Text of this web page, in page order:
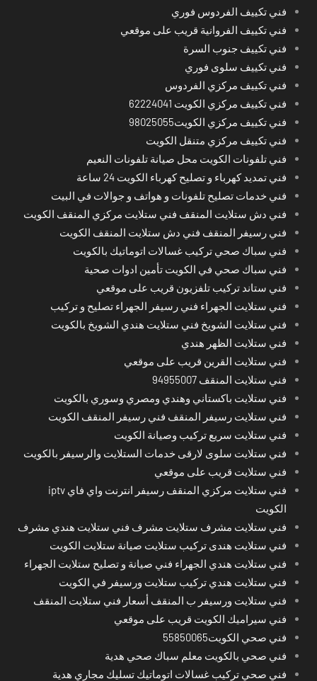
فني تكييف الفردوس فوري
فني تكييف الفروانية قريب على موقعي
فني تكييف جنوب السرة
فني تكييف سلوى فوري
فني تكييف مركزي الفردوس
فني تكييف مركزي الكويت 62224041
فني تكييف مركزي الكويت98025055
فني تكييف مركزي متنقل الكويت
فني تلفونات الكويت محل صيانة تلفونات النعيم
فني تمديد كهرباء و تصليح كهرباء الكويت 24 ساعة
فني خدمات تصليح تلفونات و هواتف و جوالات في البيت
فني دش ستلايت المنقف فني ستلايت مركزي المنقف الكويت
فني رسيفر المنقف فني دش ستلايت المنقف الكويت
فني سباك صحي تركيب غسالات اتوماتيك بالكويت
فني سباك صحي في الكويت تأمين ادوات صحية
فني ستاند تركيب تلفزيون قريب على موقعي
فني ستلايت الجهراء فني رسيفر الجهراء تصليح و تركيب
فني ستلايت الشويخ فني ستلايت هندي الشويخ بالكويت
فني ستلايت الظهر هندي
فني ستلايت القرين قريب على موقعي
فني ستلايت المنقف 94955007
فني ستلايت باكستاني وهندي ومصري وسوري بالكويت
فني ستلايت رسيفر المنقف فني رسيفر المنقف الكويت
فني ستلايت سريع تركيب وصيانة الكويت
فني ستلايت سلوى لارقى خدمات الستلايت والرسيفر بالكويت
فني ستلايت قريب على موقعي
فني ستلايت مركزي المنقف رسيفر انترنت واي فاي iptv
الكويت
فني ستلايت مشرف ستلايت مشرف فني ستلايت هندي مشرف
فني ستلايت هندى تركيب ستلايت صيانة ستلايت الكويت
فني ستلايت هندي الجهراء فني صيانة و تصليح ستلايت الجهراء
فني ستلايت هندي تركيب ستلايت ورسيفر في الكويت
فني ستلايت ورسيفر ب المنقف أسعار فني ستلايت المنقف
فني سيراميك الكويت قريب على موقعي
فني صحي الكويت55850065
فني صحي بالكويت معلم سباك صحي هدية
فني صحي تركيب غسالات اتوماتيك تسليك مجاري هدية